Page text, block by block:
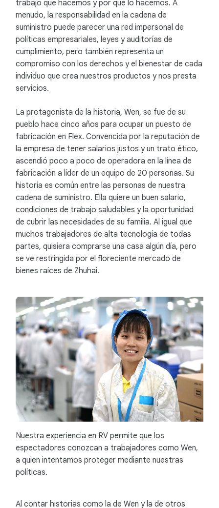
trabajo que hacemos y por qué lo hacemos. A
menudo, la responsabilidad en la cadena de
suministro puede parecer una red impersonal de
políticas empresariales, leyes y auditorías de
cumplimiento, pero también representa un
compromiso con los derechos y el bienestar de cada
individuo que crea nuestros productos y nos presta
servicios.
La protagonista de la historia, Wen, se fue de su
pueblo hace cinco años para ocupar un puesto de
fabricación en Flex. Convencida por la reputación de
la empresa de tener salarios justos y un trato ético,
ascendió poco a poco de operadora en la línea de
fabricación a líder de un equipo de 20 personas. Su
historia es común entre las personas de nuestra
cadena de suministro. Ella quiere un buen salario,
condiciones de trabajo saludables y la oportunidad
de cubrir las necesidades de su familia. Al igual que
muchos trabajadores de alta tecnología de todas
partes, quisiera comprarse una casa algún día, pero
se ve restringida por el floreciente mercado de
bienes raíces de Zhuhai.
Nuestra experiencia en RV permite que los
espectadores conozcan a trabajadores como Wen,
a quien intentamos proteger mediante nuestras
políticas.
Al contar historias como la de Wen y la de otros